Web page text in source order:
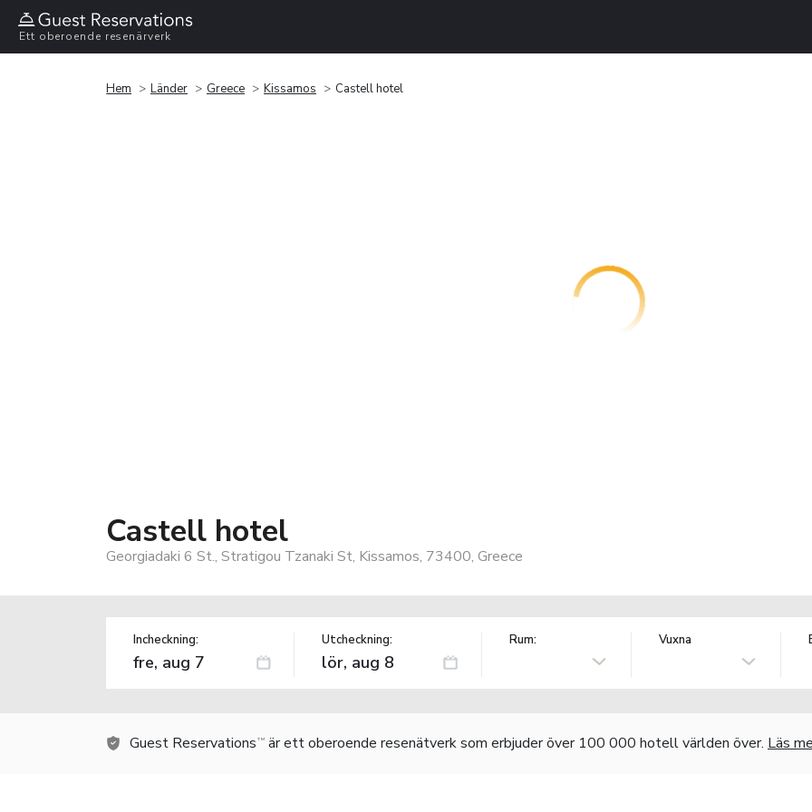
Ett oberoende resenärverk
Hem Länder Greece Kissamos Castell hotel
Castell hotel
Georgiadaki 6 St., Stratigou Tzanaki St, Kissamos, 73400, Greece
Incheckning: Utcheckning: Rum: Vuxna
Guest Reservations TM är ett oberoende resenätverk som erbjuder över 100 000 hotell världen över. Läs